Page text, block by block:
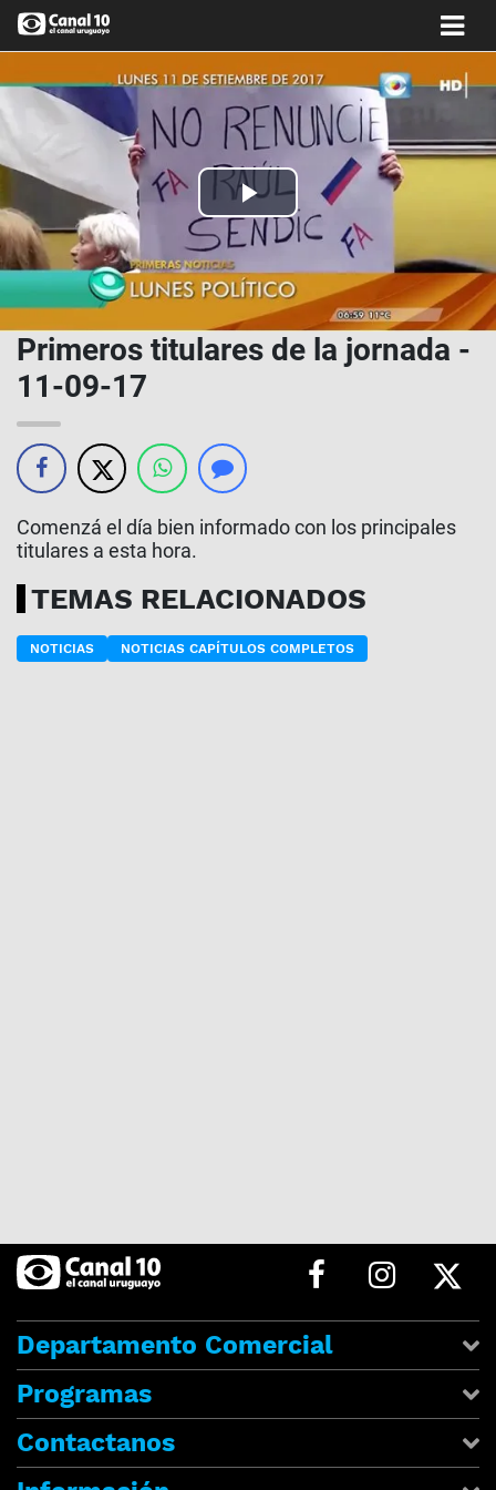
Play
Video
Primeros titulares de la jornada -
11-09-17
Comenzá el día bien informado con los principales
titulares a esta hora.
TEMAS RELACIONADOS
NOTICIAS NOTICIAS CAPÍTULOS COMPLETOS
Departamento Comercial
Programas
Contactanos